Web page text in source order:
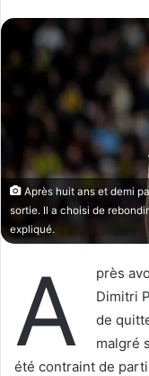
n
Après huit ans et demi
sortie. Il a choisi de
expliqué.
A
près
Dimitri
de
malgré
été contraint de